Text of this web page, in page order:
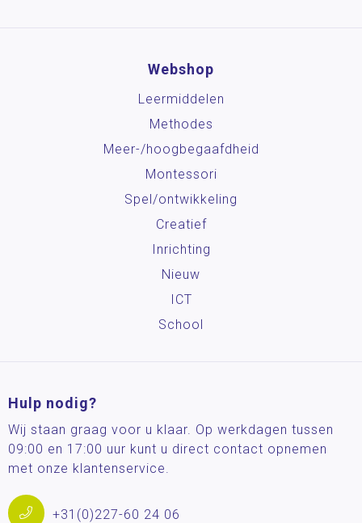
Webshop
Leermiddelen
Methodes
Meer-/hoog­begaafdheid
Montessori
Spel/ontwikkeling
Creatief
Inrichting
Nieuw
ICT
School
Hulp nodig?
Wij staan graag voor u klaar. Op werkdagen tussen
09:00 en 17:00 uur kunt u direct contact opnemen
met onze klantenservice.
+31(0)227-60 24 06